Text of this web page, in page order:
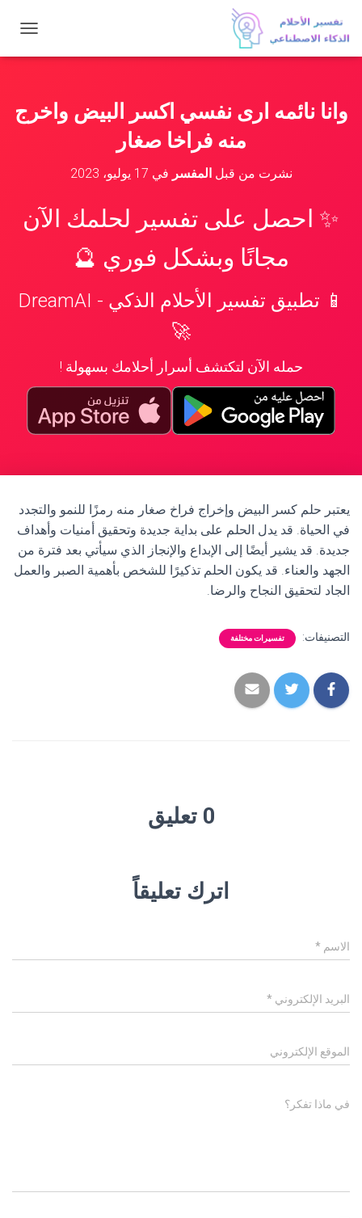
ب
ا
وانا نائمه ارى نفسي اكسر البيض واخرج
منه فراخا صغار
نشرت من قبلالمفسر في 17 يوليو، 2023
✨ احصل على تفسير لحلمك الآن
مجانًا وبشكل فوري 🔮
📱 تطبيق تفسير الأحلام الذكي - DreamAI
🚀
حمله الآن لتكتشف أسرار أحلامك بسهولة !
يعتبر حلم كسر البيض وإخراج فراخ صغار منه رمزًا للنمو والتجدد
في الحياة. قد يدل الحلم على بداية جديدة وتحقيق أمنيات وأهداف
جديدة. قد يشير أيضًا إلى الإبداع والإنجاز الذي سيأتي بعد فترة من
الجهد والعناء. قد يكون الحلم تذكيرًا للشخص بأهمية الصبر والعمل
الجاد لتحقيق النجاح والرضا.
التصنيفات: تفسيرات مختلفة
0 تعليق
اترك تعليقاً
الاسم *
البريد الإلكتروني *
الموقع الإلكتروني
في ماذا تفكر؟